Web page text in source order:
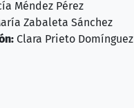
Méndez Pérez
Zabaleta Sánchez
Clara Prieto Domínguez